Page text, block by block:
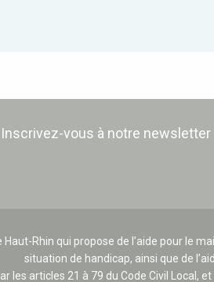
Inscrivez-vous à notre newsletter
Rhin qui propose de l’aide pour le
situation de handicap, ainsi que de
les articles 21 à 79 du Code Civil Local,